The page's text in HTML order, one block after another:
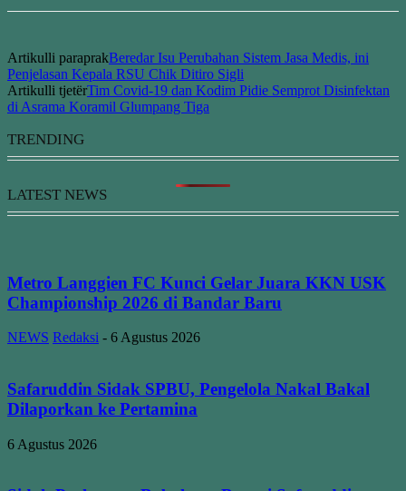
Artikulli paraprakBeredar Isu Perubahan Sistem Jasa Medis, ini
Penjelasan Kepala RSU Chik Ditiro Sigli
Artikulli tjetërTim Covid-19 dan Kodim Pidie Semprot Disinfektan
di Asrama Koramil Glumpang Tiga
TRENDING
LATEST NEWS
Metro Langgien FC Kunci Gelar Juara KKN USK
Championship 2026 di Bandar Baru
NEWS Redaksi - 6 Agustus 2026
Safaruddin Sidak SPBU, Pengelola Nakal Bakal
Dilaporkan ke Pertamina
6 Agustus 2026